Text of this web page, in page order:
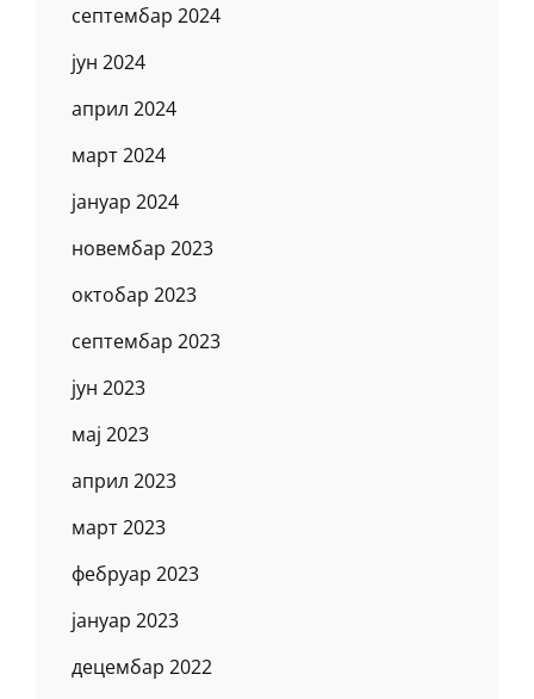
септембар 2024
јун 2024
април 2024
март 2024
јануар 2024
новембар 2023
октобар 2023
септембар 2023
јун 2023
мај 2023
април 2023
март 2023
фебруар 2023
јануар 2023
децембар 2022